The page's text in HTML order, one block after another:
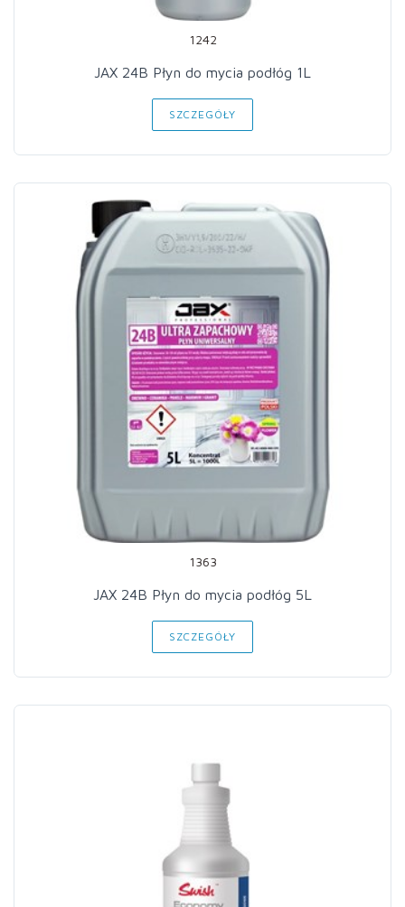
1242
JAX 24B Płyn do mycia podłóg 1L
SZCZEGÓŁY
1363
JAX 24B Płyn do mycia podłóg 5L
SZCZEGÓŁY